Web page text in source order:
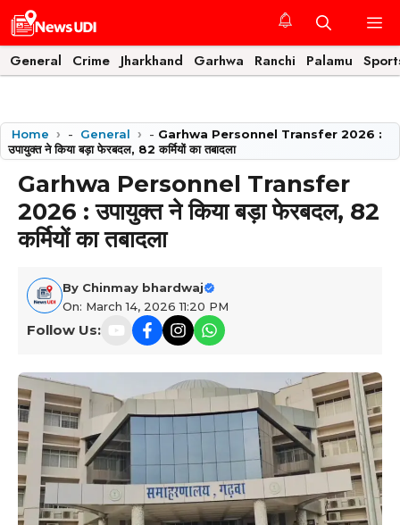
Skip
to
content
General Crime Jharkhand Garhwa Ranchi Palamu
Home - General - Garhwa Personnel Transfer 2026 :
उपायुक्त ने किया बड़ा फेरबदल, 82 कर्मियों का तबादला
Garhwa Personnel Transfer
2026 : उपायुक्त ने किया बड़ा फेरबदल, 82
कर्मियों का तबादला
By Chinmay bhardwaj
On: March 14, 2026 11:20 PM
Follow Us: